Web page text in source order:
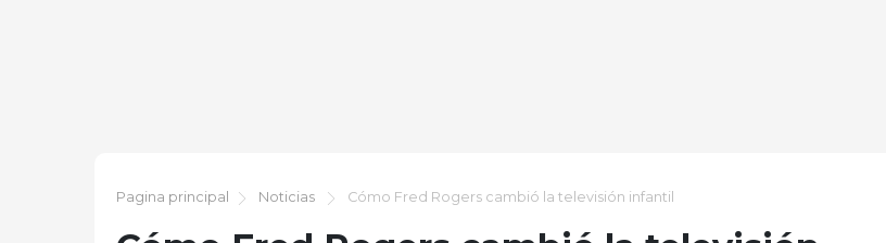
Pagina principal Noticias Cómo Fred Rogers cambió la televisión infantil